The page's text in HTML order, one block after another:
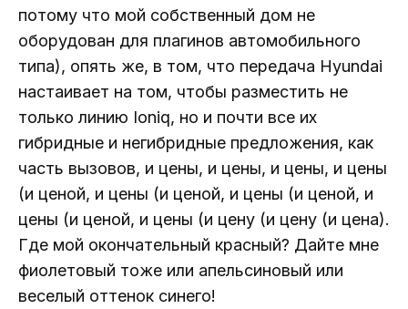
потому что мой собственный дом не
оборудован для плагинов автомобильного
типа), опять же, в том, что передача Hyundai
настаивает на том, чтобы разместить не
только линию Ioniq, но и почти все их
гибридные и негибридные предложения, как
часть вызовов, и цены, и цены, и цены, и цены
(и ценой, и цены (и ценой, и цены (и ценой, и
цены (и ценой, и цены (и цену (и цену (и цена).
Где мой окончательный красный? Дайте мне
фиолетовый тоже или апельсиновый или
веселый оттенок синего!